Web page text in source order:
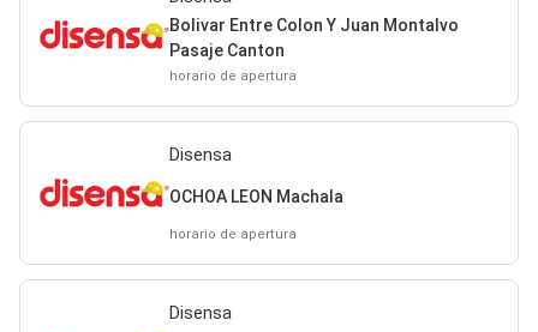
Bolivar Entre Colon Y Juan Montalvo
Pasaje Canton
horario de apertura
Disensa
OCHOA LEON Machala
horario de apertura
Disensa